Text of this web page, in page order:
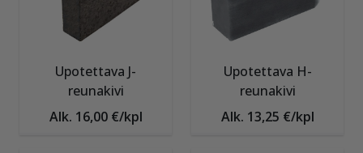
Upotettava J-
reunakivi
Alk. 16,00 €/kpl
Upotettava H-
reunakivi
Alk. 13,25 €/kpl